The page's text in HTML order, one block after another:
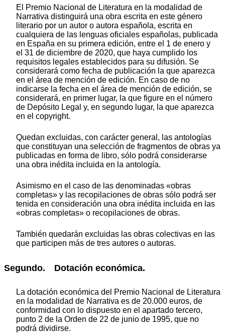
El Premio Nacional de Literatura en la modalidad de
Narrativa distinguirá una obra escrita en este género
literario por un autor o autora española, escrita en
cualquiera de las lenguas oficiales españolas, publicada
en España en su primera edición, entre el 1 de enero y
el 31 de diciembre de 2020, que haya cumplido los
requisitos legales establecidos para su difusión. Se
considerará como fecha de publicación la que aparezca
en el área de mención de edición. En caso de no
indicarse la fecha en el área de mención de edición, se
considerará, en primer lugar, la que figure en el número
de Depósito Legal y, en segundo lugar, la que aparezca
en el copyright.
Quedan excluidas, con carácter general, las antologías
que constituyan una selección de fragmentos de obras ya
publicadas en forma de libro, sólo podrá considerarse
una obra inédita incluida en la antología.
Asimismo en el caso de las denominadas «obras
completas» y las recopilaciones de obras sólo podrá ser
tenida en consideración una obra inédita incluida en las
«obras completas» o recopilaciones de obras.
También quedarán excluidas las obras colectivas en las
que participen más de tres autores o autoras.
Segundo. Dotación económica.
La dotación económica del Premio Nacional de Literatura
en la modalidad de Narrativa es de 20.000 euros, de
conformidad con lo dispuesto en el apartado tercero,
punto 2 de la Orden de 22 de junio de 1995, que no
podrá dividirse.